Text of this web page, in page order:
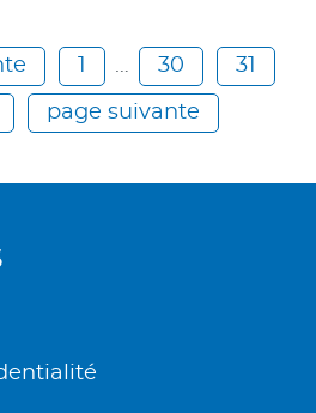
… 30 31
page suivante